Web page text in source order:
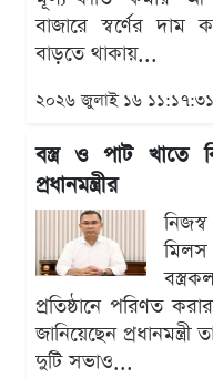
বাজারে স্বর্ণের
বাড়তে থাকায়...
২০২৬ জুলাই ১৬
বস্ত্র ও পাট খাতে
প্রধানমন্ত্রীর
মিলস
প্রতিষ্ঠানে পরিণত
জানিয়েছেন
দুটি সভাও...